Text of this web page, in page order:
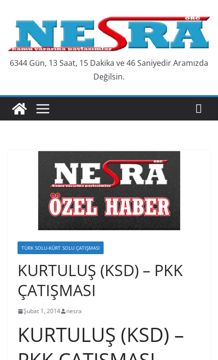
content
6344 Gün, 13 Saat, 15 Dakika ve 46 Saniyedir Aramızda
Değilsin.
TÜRK SOLU-KÜRT SOLU ÇATIŞMASI
KURTULUŞ (KSD) – PKK
ÇATIŞMASI
Şubat 1, 2014 nesra
KURTULUŞ (KSD) –